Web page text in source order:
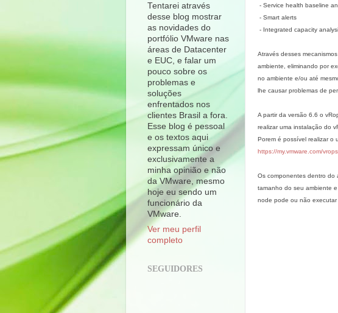
- Service health baseline
- Smart alerts
- Integrated capacity
Através desses
ambiente, eliminando por
no ambiente e/ou até
lhe causar problemas de
A partir da versão 6.6 o
realizar uma instalação do
Porem é possível realizar o
https://my.vmware.com/
Os componentes dentro do
tamanho do seu ambiente
node pode ou não executar
Tentarei através
desse blog mostrar
as novidades do
portfólio VMware nas
áreas de Datacenter
e EUC, e falar um
pouco sobre os
problemas e
soluções
enfrentados nos
clientes Brasil a fora.
Esse blog é pessoal
e os textos aqui
expressam único e
exclusivamente a
minha opinião e não
da VMware, mesmo
hoje eu sendo um
funcionário da
VMware.
Ver meu perfil
completo
SEGUIDORES